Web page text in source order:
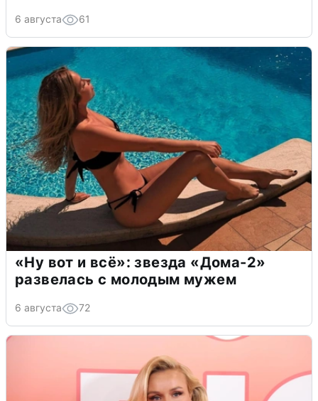
6 августа 61
«Ну вот и всё»: звезда «Дома-2»
развелась с молодым мужем
6 августа 72